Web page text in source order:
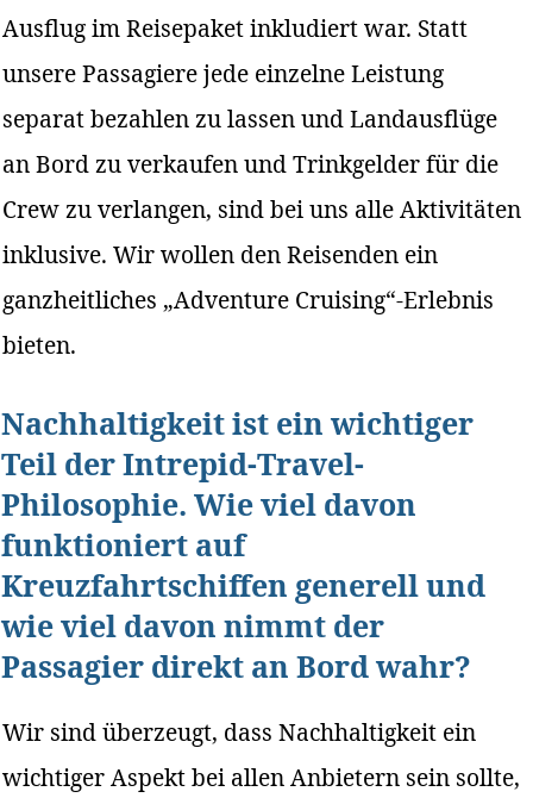
Ausflug im Reisepaket inkludiert war. Statt
unsere Passagiere jede einzelne Leistung
separat bezahlen zu lassen und Landausflüge
an Bord zu verkaufen und Trinkgelder für die
Crew zu verlangen, sind bei uns alle Aktivitäten
inklusive. Wir wollen den Reisenden ein
ganzheitliches „Adventure Cruising“-Erlebnis
bieten.
Nachhaltigkeit ist ein wichtiger
Teil der Intrepid-Travel-
Philosophie. Wie viel davon
funktioniert auf
Kreuzfahrtschiffen generell und
wie viel davon nimmt der
Passagier direkt an Bord wahr?
Wir sind überzeugt, dass Nachhaltigkeit ein
wichtiger Aspekt bei allen Anbietern sein sollte,